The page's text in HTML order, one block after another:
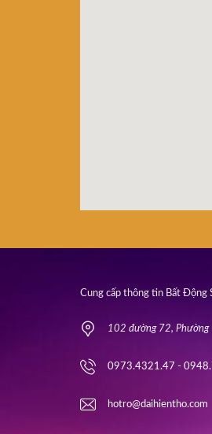
Cung cấp thông tin Bất Động
102 đường 72, Phường
0973.4321.47 -
hotro@daihientho.com